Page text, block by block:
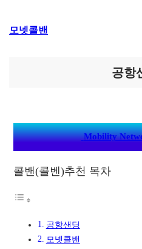
텐
모넷콜밴
공항
Mobility
콜밴(콜벤)추천 목차
공항샌딩
모넷콜밴